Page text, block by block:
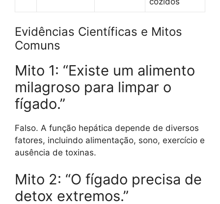
Evidências Científicas e Mitos
Comuns
Mito 1: “Existe um alimento
milagroso para limpar o
fígado.”
Falso. A função hepática depende de diversos
fatores, incluindo alimentação, sono, exercício e
ausência de toxinas.
Mito 2: “O fígado precisa de
detox extremos.”